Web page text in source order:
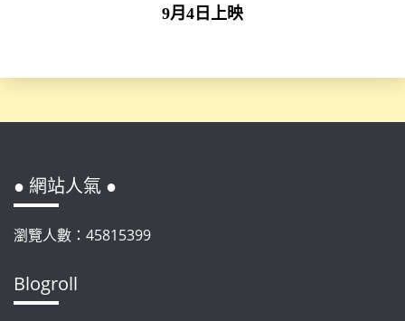
9月4日上映
● 網站人氣 ●
瀏覽人數：45815399
Blogroll